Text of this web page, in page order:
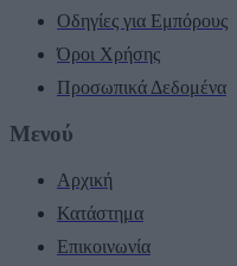
Οδηγίες για Εμπόρους
Όροι Χρήσης
Προσωπικά Δεδομένα
Μενού
Αρχική
Κατάστημα
Επικοινωνία